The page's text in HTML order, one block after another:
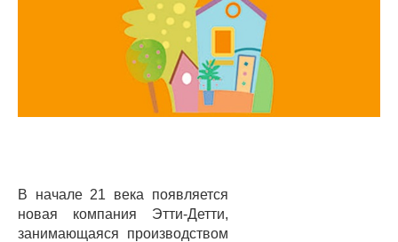
В начале 21 века появляется
новая компания Этти-Детти,
занимающаяся производством